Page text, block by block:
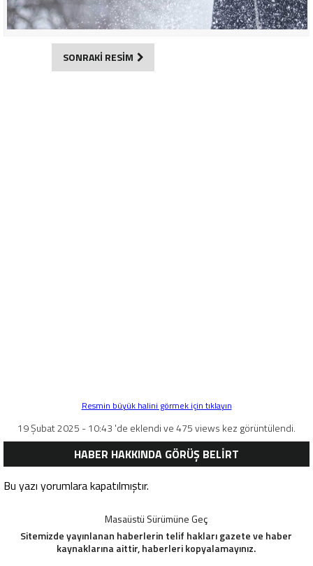
SONRAKİ RESİM
Resmin büyük halini görmek için tıklayın
19 Şubat 2025 - 10:43 'de eklendi ve 475 views kez görüntülendi.
HABER HAKKINDA GÖRÜŞ BELİRT
Bu yazı yorumlara kapatılmıştır.
Masaüstü Sürümüne Geç
Sitemizde yayınlanan haberlerin telif hakları gazete ve haber
kaynaklarına aittir, haberleri kopyalamayınız.